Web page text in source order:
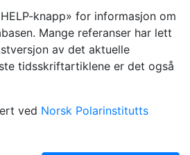
knapp» for informasjon om
Mange referanser har lett
av det aktuelle
tidsskriftartiklene er det også
ved Norsk Polarinstitutts